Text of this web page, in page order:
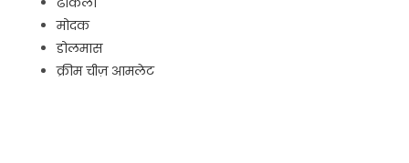
मोदक
डोलमास
क्रीम चीज़ आमलेट